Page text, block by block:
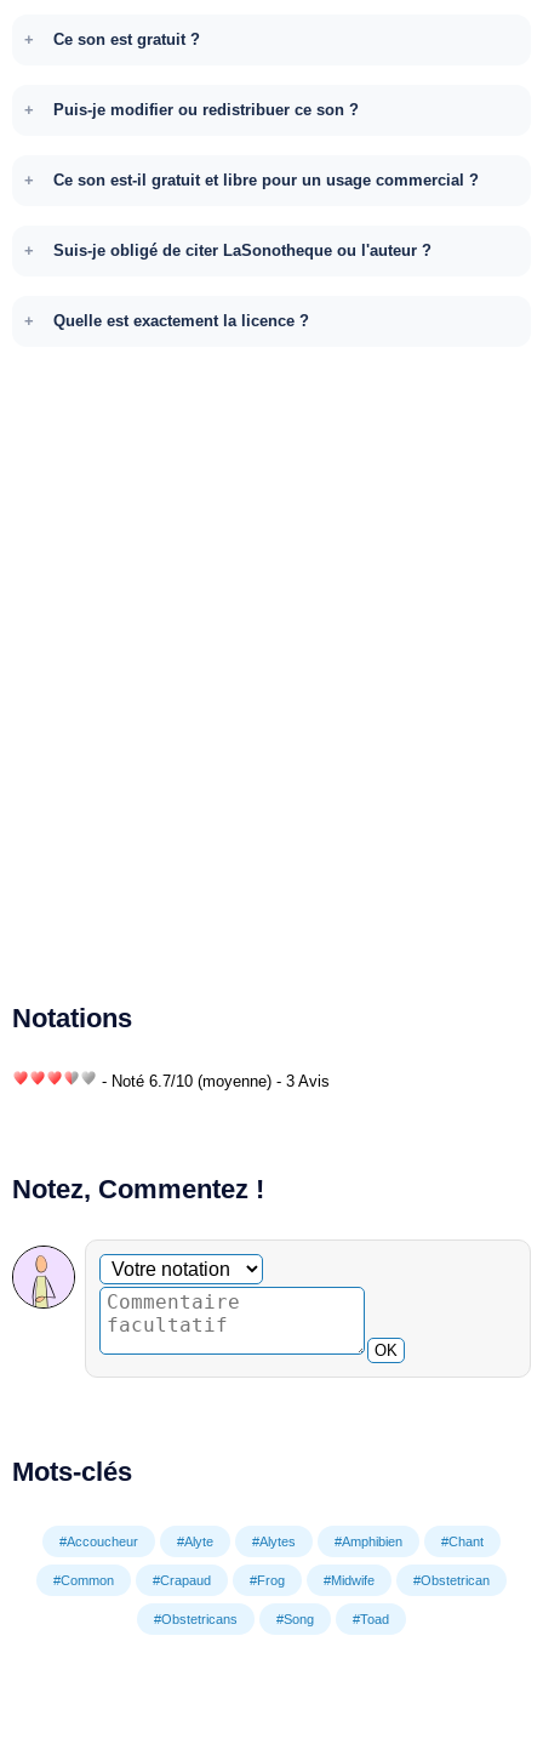
Ce son est gratuit ?
Puis-je modifier ou redistribuer ce son ?
Ce son est-il gratuit et libre pour un usage commercial ?
Suis-je obligé de citer LaSonotheque ou l'auteur ?
Quelle est exactement la licence ?
Notations
- Noté 6.7/10 (moyenne) - 3 Avis
Notez, Commentez !
Commentaire facultatif
Votre notation
OK
Mots-clés
#Accoucheur #Alyte #Alytes #Amphibien #Chant
#Common #Crapaud #Frog #Midwife #Obstetrican
#Obstetricans #Song #Toad